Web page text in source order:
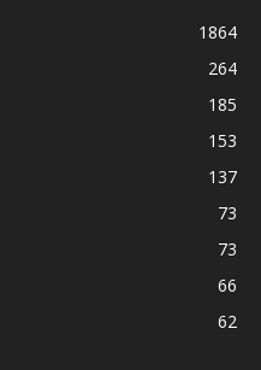
1864
264
185
153
137
73
73
66
62